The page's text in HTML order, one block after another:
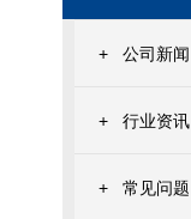
+ 公司新闻
+ 行业资讯
+ 常见问题